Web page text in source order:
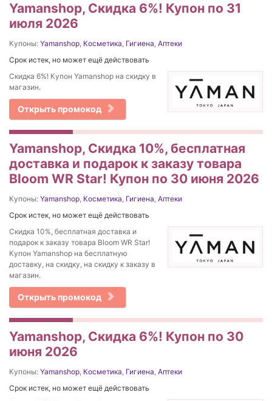
Yamanshop, Скидка 6%! Купон по 31
июля 2026
Купоны: Yamanshop, Косметика, Гигиена, Аптеки
Срок истек, но может ещё действовать
Скидка 6%! Купон Yamanshop на скидку в
магазин.
Открыть промокод
Yamanshop, Скидка 10%, бесплатная
доставка и подарок к заказу товара
Bloom WR Star! Купон по 30 июня 2026
Купоны: Yamanshop, Косметика, Гигиена, Аптеки
Срок истек, но может ещё действовать
Скидка 10%, бесплатная доставка и
подарок к заказу товара Bloom WR Star!
Купон Yamanshop на бесплатную
доставку, на скидку, на скидку к заказу в
магазин.
Открыть промокод
Yamanshop, Скидка 6%! Купон по 30
июня 2026
Купоны: Yamanshop, Косметика, Гигиена, Аптеки
Срок истек, но может ещё действовать